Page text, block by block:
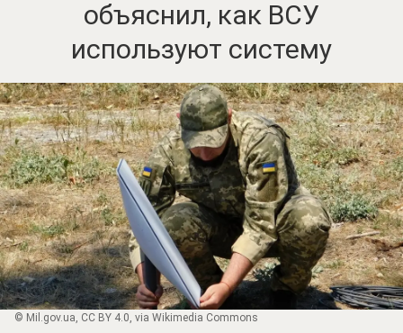
объяснил, как ВСУ
используют систему
© Mil.gov.ua, CC BY 4.0, via Wikimedia Commons